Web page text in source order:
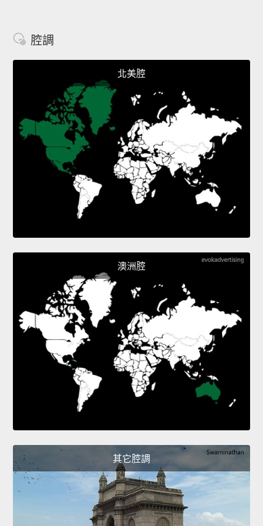
腔調
北美腔
澳洲腔
其它腔調